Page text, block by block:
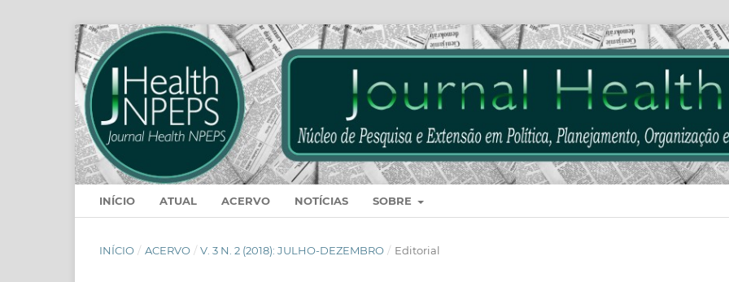
INÍCIO ATUAL ACERVO NOTÍCIAS SOBRE
INÍCIO / ACERVO / V. 3 N. 2 (2018): JULHO-DEZEMBRO / Editorial